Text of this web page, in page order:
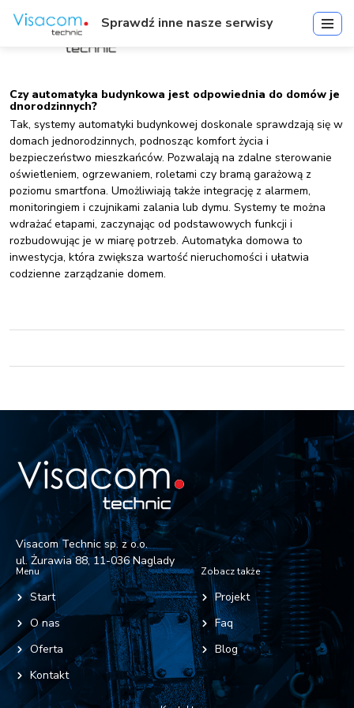
Czy automatyka budynkowa jest odpowiednia do domów je
dnorodzinnych?
Tak, systemy automatyki budynkowej doskonale sprawdzają się w
domach jednorodzinnych, podnosząc komfort życia i
bezpieczeństwo mieszkańców. Pozwalają na zdalne sterowanie
oświetleniem, ogrzewaniem, roletami czy bramą garażową z
poziomu smartfona. Umożliwiają także integrację z alarmem,
monitoringiem i czujnikami zalania lub dymu. Systemy te można
wdrażać etapami, zaczynając od podstawowych funkcji i
rozbudowując je w miarę potrzeb. Automatyka domowa to
inwestycja, która zwiększa wartość nieruchomości i ułatwia
codzienne zarządzanie domem.
Visacom Technic sp. z o.o.
ul. Żurawia 88, 11-036 Naglady
Menu
Start
O nas
Oferta
Kontakt
Zobacz także
Projekt
Faq
Blog
Sprawdź inne nasze serwisy